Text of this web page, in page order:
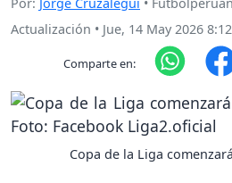
Por: Jorge Cruzalegui •
Actualización • Jue, 14 May 2026
Comparte en:
Copa de la Liga